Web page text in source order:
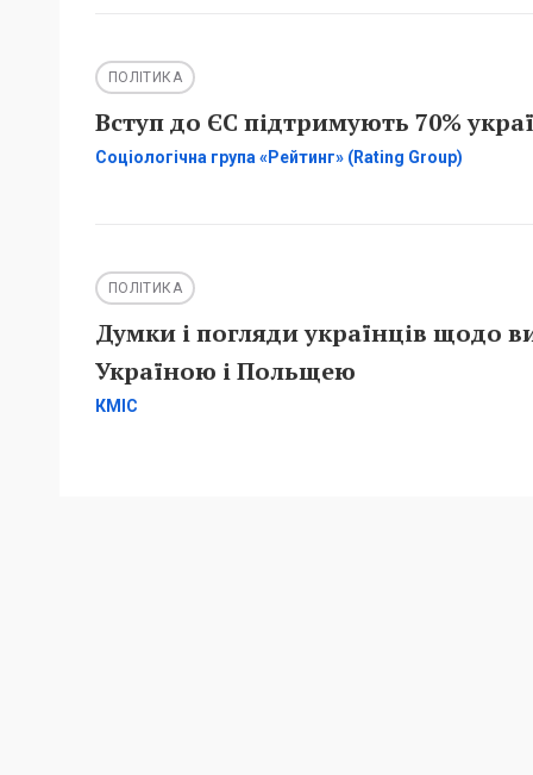
ПОЛІТИКА
Вступ до ЄС підтримують 70%
Соціологічна група «Рейтинг» (Rating Group)
ПОЛІТИКА
Думки і погляди українців щодо
Україною і Польщею
КМІС